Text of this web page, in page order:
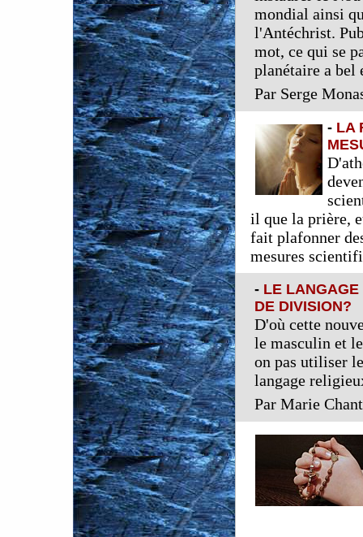
mondial ainsi
l'Antéchrist.
mot, ce qui se
planétaire a bel
Par Serge
- LA
il que la prière,
fait plafonner
mesures
- LE LANGAGE
DE DIVISION?
D'où cette
le masculin et
on pas utiliser
langage
Par Marie